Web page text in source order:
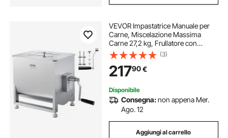
VEVOR Impastatrice Manuale per
Carne, Miscelazione Massima
Carne 27,2 kg, Frullatore con
Riduttore in Acciaio Inox,
Mpastatrice Manuale per Salsicce
Carne Tritata 675 x 350 x 460 mm
(3)
21790€
Disponibile
Consegna:non appena Mer.
Ago. 12
Aggiungi al carrello